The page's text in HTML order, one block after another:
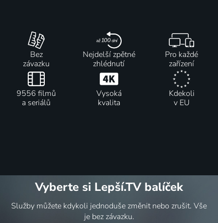
Bez
závazku
Nejdelší zpětné
zhlédnutí
Pro každé
zařízení
9556 filmů
a seriálů
Vysoká
kvalita
Kdekoli
v EU
Vyberte si Lepší.TV balíček
Služby můžete kdykoli jednoduše změnit nebo zrušit. Vše
je bez závazku.